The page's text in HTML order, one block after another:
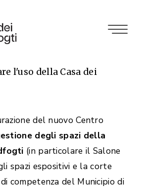
l'uso della Casa dei
del nuovo Centro
degli spazi della
(in particolare il Salone
spazi espositivi e la corte
competenza del Municipio di